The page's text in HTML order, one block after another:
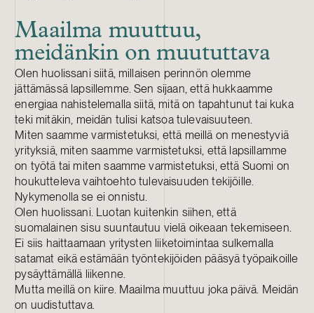
Maailma muuttuu,
meidänkin on muututtava
Olen huolissani siitä, millaisen perinnön olemme
jättämässä lapsillemme. Sen sijaan, että hukkaamme
energiaa nahistelemalla siitä, mitä on tapahtunut tai kuka
teki mitäkin, meidän tulisi katsoa tulevaisuuteen.
Miten saamme varmistetuksi, että meillä on menestyviä
yrityksiä, miten saamme varmistetuksi, että lapsillamme
on työtä tai miten saamme varmistetuksi, että Suomi on
houkutteleva vaihtoehto tulevaisuuden tekijöille.
Nykymenolla se ei onnistu.
Olen huolissani. Luotan kuitenkin siihen, että
suomalainen sisu suuntautuu vielä oikeaan tekemiseen.
Ei siis haittaamaan yritysten liiketoimintaa sulkemalla
satamat eikä estämään työntekijöiden pääsyä työpaikoille
pysäyttämällä liikenne.
Mutta meillä on kiire. Maailma muuttuu joka päivä. Meidän
on uudistuttava.